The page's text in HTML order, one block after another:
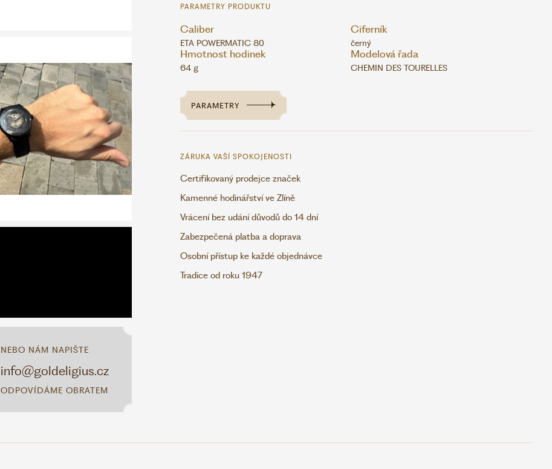
NEBO NÁM NAPIŠTE
info@goldeligius.cz
ODPOVÍDÁME OBRATEM
PARAMETRY PRODUKTU
Caliber
ETA POWERMATIC 80
Ciferník
černý
Hmotnost hodinek
64 g
Modelová řada
CHEMIN DES TOURELLES
PARAMETRY
ZÁRUKA VAŠÍ SPOKOJENOSTI
Certifikovaný prodejce značek
Kamenné hodinářství ve Zlíně
Vrácení bez udání důvodů do 14 dní
Zabezpečená platba a doprava
Osobní přístup ke každé objednávce
Tradice od roku 1947